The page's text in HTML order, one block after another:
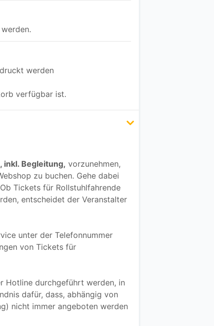
werden
verfügbar ist.
inkl. Begleitung, vorzunehmen,
zu buchen. Gehe dabei
Tickets für Rollstuhlfahrende
entscheidet der Veranstalter
unter der Telefonnummer
von Tickets für
Hotline durchgeführt werden, in
dafür, dass, abhängig von
nicht immer angeboten werden